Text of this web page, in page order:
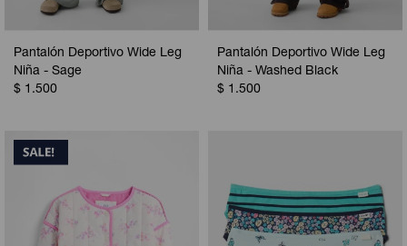
Pantalón Deportivo Wide Leg
Niña - Sage
$ 1.500
Pantalón Deportivo Wide Leg
Niña - Washed Black
$ 1.500